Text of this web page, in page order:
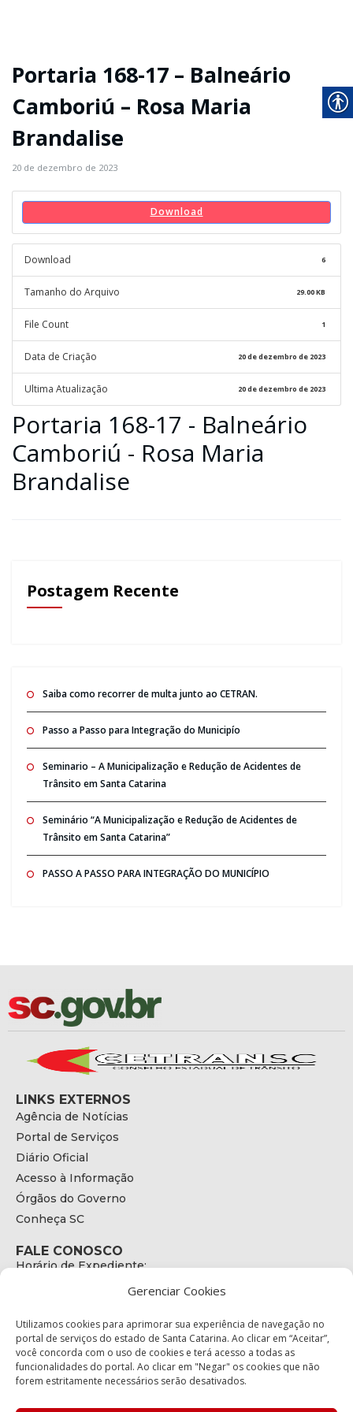
Gerenciar Cookies
Utilizamos cookies para aprimorar sua experiência de navegação no
portal de serviços do estado de Santa Catarina. Ao clicar em “Aceitar”,
você concorda com o uso de cookies e terá acesso a todas as
funcionalidades do portal. Ao clicar em "Negar" os cookies que não
forem estritamente necessários serão desativados.
Portaria 168-17 – Balneário
Camboriú – Rosa Maria
Brandalise
20 de dezembro de 2023
Download
Download 6
Tamanho do Arquivo 29.00 KB
File Count 1
Data de Criação 20 de dezembro de 2023
Ultima Atualização 20 de dezembro de 2023
Portaria 168-17 - Balneário
Camboriú - Rosa Maria
Brandalise
Postagem Recente
Saiba como recorrer de multa junto ao CETRAN.
Passo a Passo para Integração do Municipío
Seminario – A Municipalização e Redução de Acidentes de
Trânsito em Santa Catarina
Seminário “A Municipalização e Redução de Acidentes de
Trânsito em Santa Catarina”
PASSO A PASSO PARA INTEGRAÇÃO DO MUNICÍPIO
LINKS EXTERNOS
Agência de Notícias
Portal de Serviços
Diário Oficial
Acesso à Informação
Órgãos do Governo
Conheça SC
FALE CONOSCO
Horário de Expediente:
E-mail:
secretariaexecutiva@cetran.sc.gov.br
ENDEREÇO
Endereço:
Bairro: